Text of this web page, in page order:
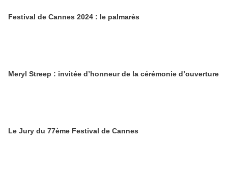
Festival de Cannes 2024 : le palmarès
Meryl Streep : invitée d’honneur de la cérémonie d’ouverture
Le Jury du 77ème Festival de Cannes